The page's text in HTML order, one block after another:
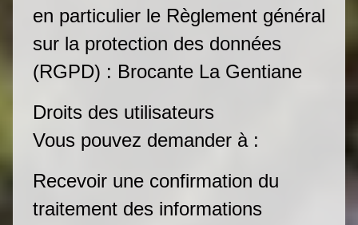
en particulier le Règlement général
sur la protection des données
(RGPD) : Brocante La Gentiane
Droits des utilisateurs
Vous pouvez demander à :
Recevoir une confirmation du
traitement des informations